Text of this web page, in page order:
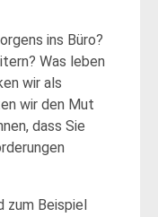
ins Büro?
Was leben
wir als
wir den Mut
dass Sie
zum Beispiel